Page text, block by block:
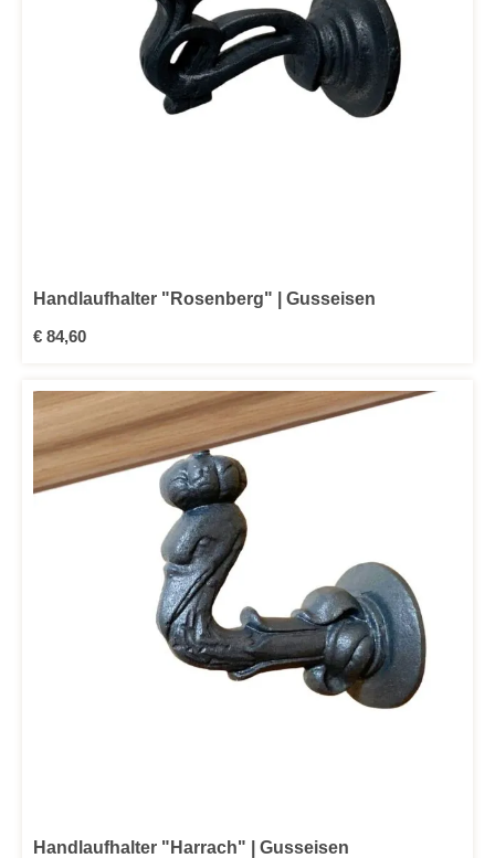
Handlaufhalter "Rosenberg" | Gusseisen
Regulärer Preis:
€ 84,60
Handlaufhalter "Harrach" | Gusseisen